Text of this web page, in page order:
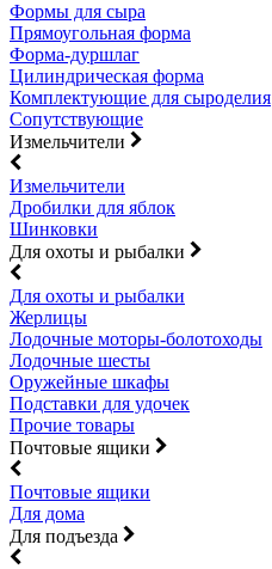
Формы для сыра
Прямоугольная форма
Форма-дуршлаг
Цилиндрическая форма
Комплектующие для сыроделия
Сопутствующие
Измельчители
Измельчители
Дробилки для яблок
Шинковки
Для охоты и рыбалки
Для охоты и рыбалки
Жерлицы
Лодочные моторы-болотоходы
Лодочные шесты
Оружейные шкафы
Подставки для удочек
Прочие товары
Почтовые ящики
Почтовые ящики
Для дома
Для подъезда